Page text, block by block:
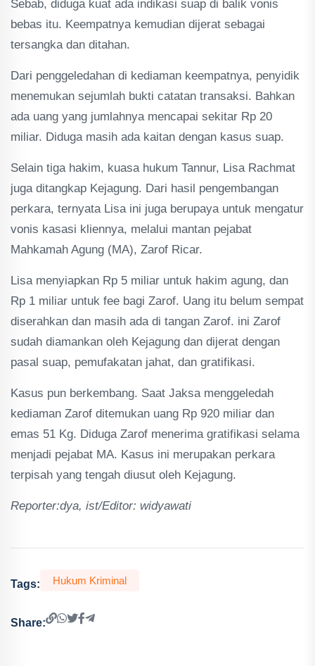
Sebab, diduga kuat ada indikasi suap di balik vonis
bebas itu. Keempatnya kemudian dijerat sebagai
tersangka dan ditahan.
Dari penggeledahan di kediaman keempatnya, penyidik
menemukan sejumlah bukti catatan transaksi. Bahkan
ada uang yang jumlahnya mencapai sekitar Rp 20
miliar. Diduga masih ada kaitan dengan kasus suap.
Selain tiga hakim, kuasa hukum Tannur, Lisa Rachmat
juga ditangkap Kejagung. Dari hasil pengembangan
perkara, ternyata Lisa ini juga berupaya untuk mengatur
vonis kasasi kliennya, melalui mantan pejabat
Mahkamah Agung (MA), Zarof Ricar.
Lisa menyiapkan Rp 5 miliar untuk hakim agung, dan
Rp 1 miliar untuk fee bagi Zarof. Uang itu belum sempat
diserahkan dan masih ada di tangan Zarof. ini Zarof
sudah diamankan oleh Kejagung dan dijerat dengan
pasal suap, pemufakatan jahat, dan gratifikasi.
Kasus pun berkembang. Saat Jaksa menggeledah
kediaman Zarof ditemukan uang Rp 920 miliar dan
emas 51 Kg. Diduga Zarof menerima gratifikasi selama
menjadi pejabat MA. Kasus ini merupakan perkara
terpisah yang tengah diusut oleh Kejagung.
Reporter:dya, ist/Editor: widyawati
Tags: Hukum Kriminal
Share: